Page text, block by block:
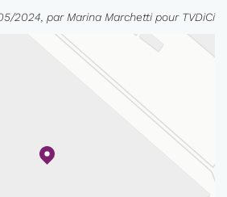
2024, par Marina Marchetti pour TVDiCi